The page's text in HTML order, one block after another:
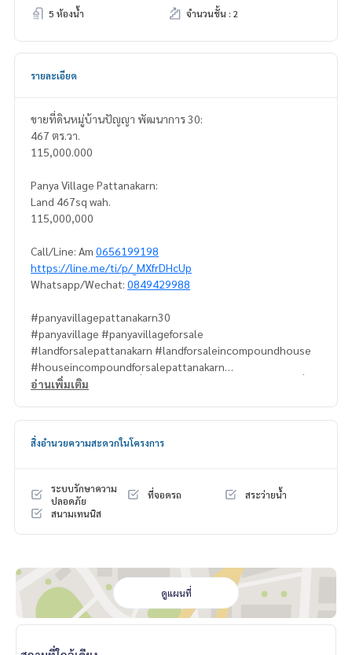
5 ห้องน้ำ
จำนวนชั้น : 2
รายละเอียด
ขายที่ดินหมู่บ้านปัญญา พัฒนาการ 30:
467 ตร.วา.
115,000.000
Panya Village Pattanakarn:
Land 467sq wah.
115,000,000
Call/Line: Am 0656199198
https://line.me/ti/p/_MXfrDHcUp
Whatsapp/Wechat: 0849429988
#panyavillagepattanakarn30
#panyavillage #panyavillageforsale
#landforsalepattanakarn #landforsaleincompoundhouse
#houseincompoundforsalepattanakarn
#propertytown #ขายที่ดินหมู่บ้านปัญญาพัฒนาการ #ขายที่ดิน
อ่านเพิ่มเติม
สิ่งอำนวยความสะดวกในโครงการ
ระบบรักษาความ
ปลอดภัย
ที่จอดรถ
สระว่ายน้ำ
สนามเทนนิส
ดูแผนที่